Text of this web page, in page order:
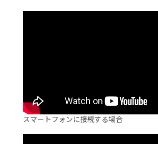
スマートフォンに接続する場合